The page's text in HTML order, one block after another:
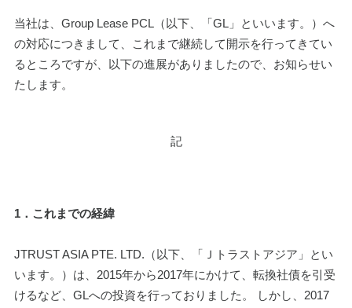
当社は、Group Lease PCL（以下、「GL」といいます。）へ
の対応につきまして、これまで継続して開示を行ってきてい
るところですが、以下の進展がありましたので、お知らせい
たします。
記
1．これまでの経緯
JTRUST ASIA PTE. LTD.（以下、「Ｊトラストアジア」とい
います。）は、2015年から2017年にかけて、転換社債を引受
けるなど、GLへの投資を行っておりました。 しかし、2017